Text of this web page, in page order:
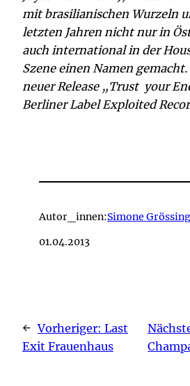
mit brasilianischen Wurzeln
letzten Jahren nicht nur in
auch international in der
Szene einen Namen
neuer Release „Trust your
Berliner Label Exploited
Autor_innen:Simone Grössing
01.04.2013
← Vorheriger: Last
Exit Frauenhaus